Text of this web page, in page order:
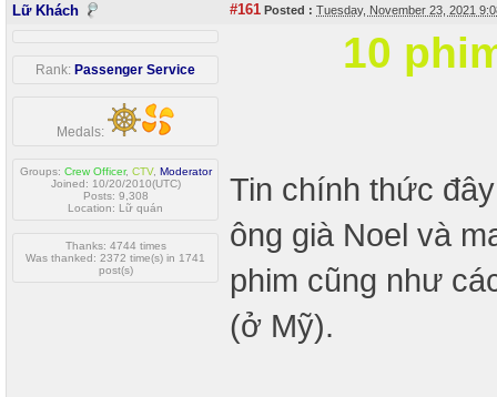
Lữ Khách #161 Posted : Tuesday, November 23, 2021
Rank: Passenger Service
Medals:
Groups: Crew Officer, CTV, Moderator
Joined: 10/20/2010(UTC)
Posts: 9,308
Location: Lữ quán
Thanks: 4744 times
Was thanked: 2372 time(s) in 1741
post(s)
10
Tin chính thức
ông già Noel và
phim cũng như
(ở Mỹ).